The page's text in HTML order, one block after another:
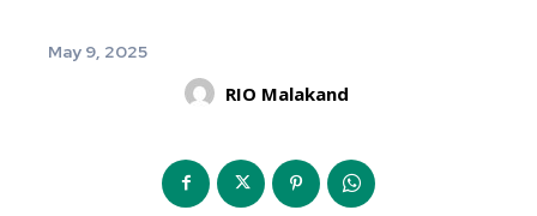
May 9, 2025
RIO Malakand